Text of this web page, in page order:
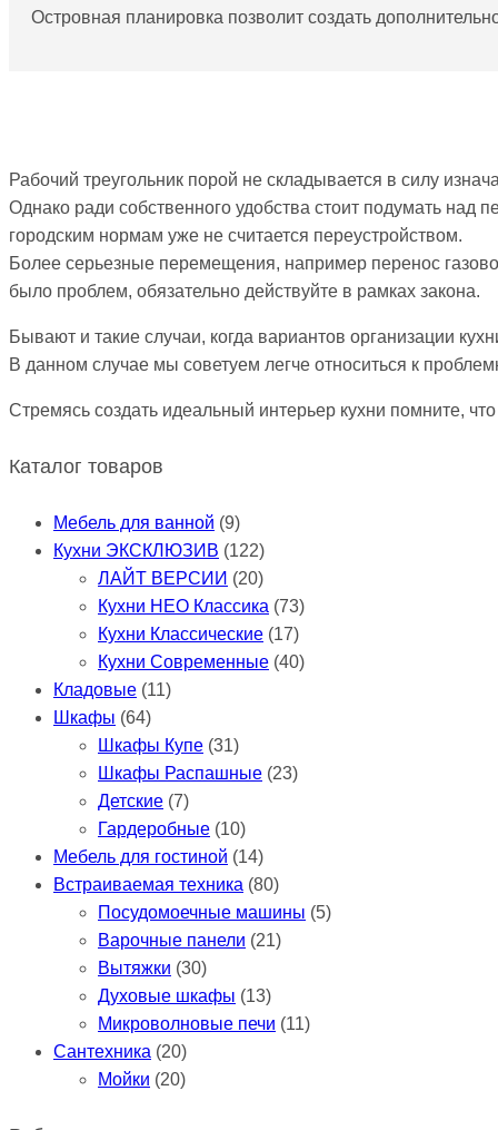
Островная планировка позволит создать
Рабочий треугольник порой не складывается в силу
Однако ради собственного удобства стоит подумать
городским нормам уже не считается переустройством.
Более серьезные перемещения, например перенос
было проблем, обязательно действуйте в рамках закона.
Бывают и такие случаи, когда вариантов организации
В данном случае мы советуем легче относиться к
Стремясь создать идеальный интерьер кухни помните,
Каталог товаров
Мебель для ванной (9)
Кухни ЭКСКЛЮЗИВ (122)
ЛАЙТ ВЕРСИИ (20)
Кухни НЕО Классика (73)
Кухни Классические (17)
Кухни Современные (40)
Кладовые (11)
Шкафы (64)
Шкафы Купе (31)
Шкафы Распашные (23)
Детские (7)
Гардеробные (10)
Мебель для гостиной (14)
Встраиваемая техника (80)
Посудомоечные машины (5)
Варочные панели (21)
Вытяжки (30)
Духовые шкафы (13)
Микроволновые печи (11)
Сантехника (20)
Мойки (20)